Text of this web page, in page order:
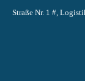
Straße Nr. 1 #,